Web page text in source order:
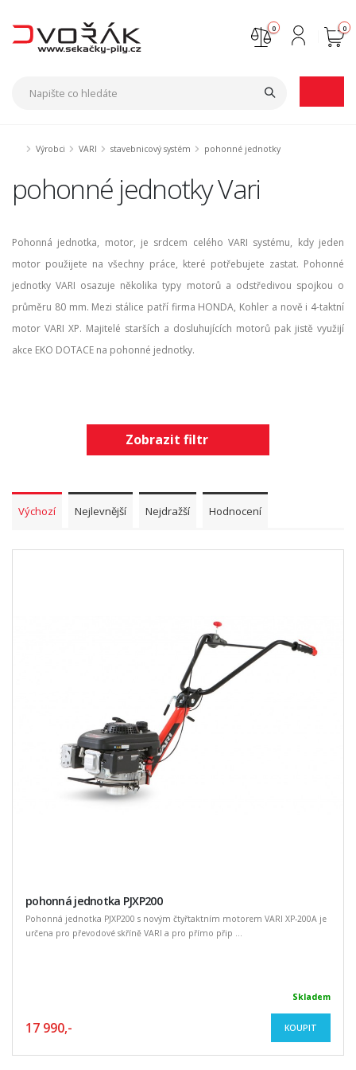
0
0
Výrobci VARI stavebnicový systém pohonné jednotky
pohonné jednotky Vari
Pohonná jednotka, motor, je srdcem celého VARI systému, kdy jeden
motor použijete na všechny práce, které potřebujete zastat. Pohonné
jednotky VARI osazuje několika typy motorů a odstředivou spojkou o
průměru 80 mm. Mezi stálice patří firma HONDA, Kohler a nově i 4-taktní
motor VARI XP. Majitelé starších a dosluhujících motorů pak jistě využijí
akce EKO DOTACE na pohonné jednotky.
Zobrazit filtr
Výchozí Nejlevnější Nejdražší Hodnocení
pohonná jednotka PJXP200
Pohonná jednotka PJXP200 s novým čtyřtaktním motorem VARI XP-200A je
určena pro převodové skříně VARI a pro přímo přip ...
Skladem
17 990,- KOUPIT